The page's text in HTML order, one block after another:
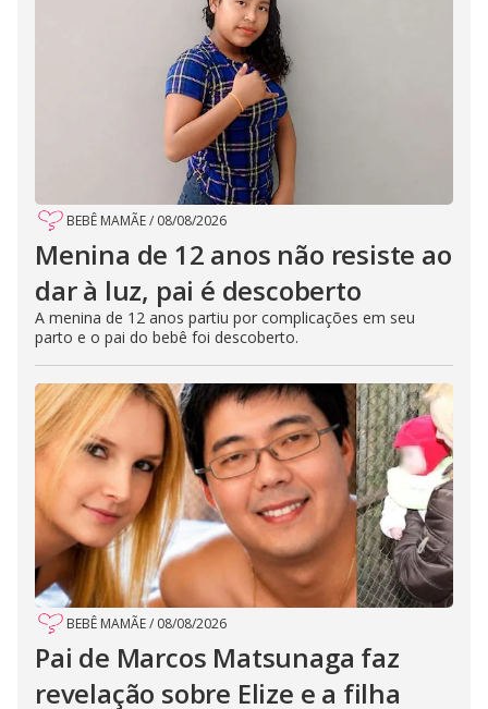
BEBÊ MAMÃE/ 08/08/2026
Menina de 12 anos não resiste ao
dar à luz, pai é descoberto
A menina de 12 anos partiu por complicações em seu
parto e o pai do bebê foi descoberto.
BEBÊ MAMÃE/ 08/08/2026
Pai de Marcos Matsunaga faz
revelação sobre Elize e a filha